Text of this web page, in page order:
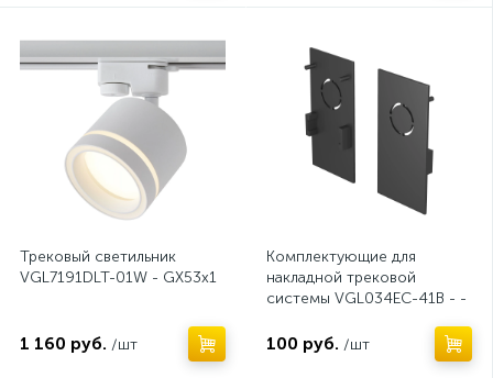
Трековый светильник
VGL7191DLT-01W - GX53x1
1 160 руб. /шт
Комплектующие для
накладной трековой
системы VGL034EC-41B - -
100 руб. /шт